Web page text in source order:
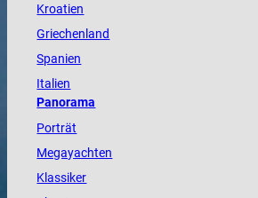
Kroatien
Griechenland
Spanien
Italien
Panorama
Porträt
Megayachten
Klassiker